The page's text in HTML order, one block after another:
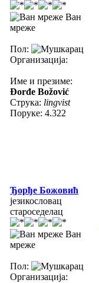
Ван
мреже
Пол:
Организација:
Име и презиме:
Đorđe Božović
Струка: lingvist
Поруке: 4.322
Ђорђе Божовић
језикословац
староседелац
Ван
мреже
Пол:
Организација: